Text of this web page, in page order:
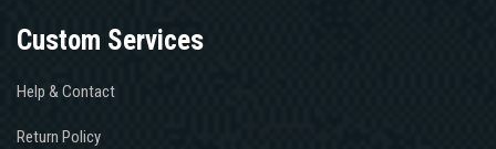
Custom Services
Help & Contact
Return Policy